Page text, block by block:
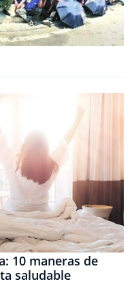
10 maneras de
saludable